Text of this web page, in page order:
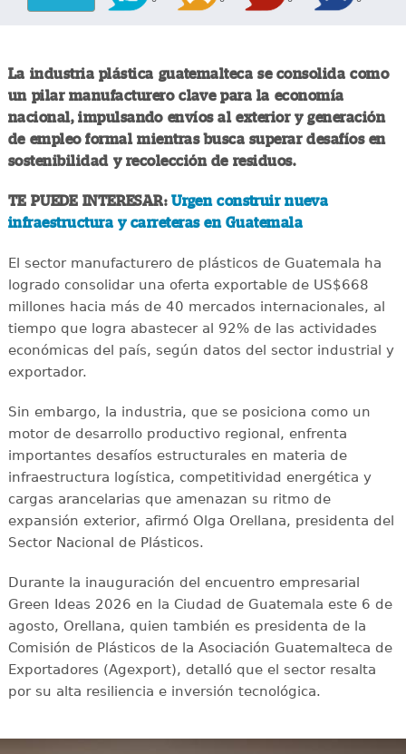
La industria plástica guatemalteca se consolida como
un pilar manufacturero clave para la economía
nacional, impulsando envíos al exterior y generación
de empleo formal mientras busca superar desafíos en
sostenibilidad y recolección de residuos.
TE PUEDE INTERESAR:Urgen construir nueva
infraestructura y carreteras en Guatemala
El sector manufacturero de plásticos de Guatemala ha
logrado consolidar una oferta exportable de US$668
millones hacia más de 40 mercados internacionales, al
tiempo que logra abastecer al 92% de las actividades
económicas del país, según datos del sector industrial y
exportador.
Sin embargo, la industria, que se posiciona como un
motor de desarrollo productivo regional, enfrenta
importantes desafíos estructurales en materia de
infraestructura logística, competitividad energética y
cargas arancelarias que amenazan su ritmo de
expansión exterior, afirmó Olga Orellana, presidenta del
Sector Nacional de Plásticos.
Durante la inauguración del encuentro empresarial
Green Ideas 2026 en la Ciudad de Guatemala este 6 de
agosto, Orellana, quien también es presidenta de la
Comisión de Plásticos de la Asociación Guatemalteca de
Exportadores (Agexport), detalló que el sector resalta
por su alta resiliencia e inversión tecnológica.